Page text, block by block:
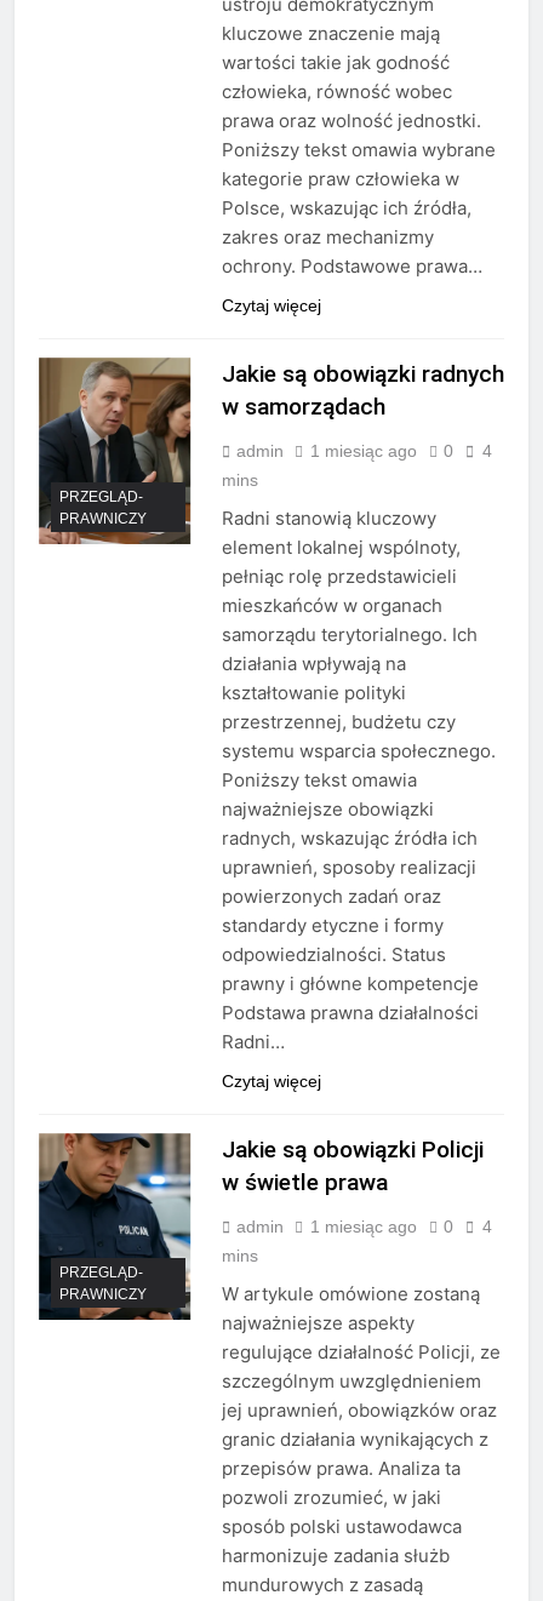
kluczowe znaczenie mają
wartości takie jak godność
człowieka, równość wobec
prawa oraz wolność jednostki.
Poniższy tekst omawia wybrane
kategorie praw człowieka w
Polsce, wskazując ich źródła,
zakres oraz mechanizmy
ochrony. Podstawowe prawa…
Czytaj więcej
PRZEGLĄD-
PRAWNICZY
Jakie są obowiązki radnych
w samorządach
admin 1 miesiąc ago 0
4
mins
Radni stanowią kluczowy
element lokalnej wspólnoty,
pełniąc rolę przedstawicieli
mieszkańców w organach
samorządu terytorialnego. Ich
działania wpływają na
kształtowanie polityki
przestrzennej, budżetu czy
systemu wsparcia społecznego.
Poniższy tekst omawia
najważniejsze obowiązki
radnych, wskazując źródła ich
uprawnień, sposoby realizacji
powierzonych zadań oraz
standardy etyczne i formy
odpowiedzialności. Status
prawny i główne kompetencje
Podstawa prawna działalności
Radni…
Czytaj więcej
PRZEGLĄD-
PRAWNICZY
Jakie są obowiązki Policji
w świetle prawa
admin 1 miesiąc ago 0
4
mins
W artykule omówione zostaną
najważniejsze aspekty
regulujące działalność Policji, ze
szczególnym uwzględnieniem
jej uprawnień, obowiązków oraz
granic działania wynikających z
przepisów prawa. Analiza ta
pozwoli zrozumieć, w jaki
sposób polski ustawodawca
harmonizuje zadania służb
mundurowych z zasadą